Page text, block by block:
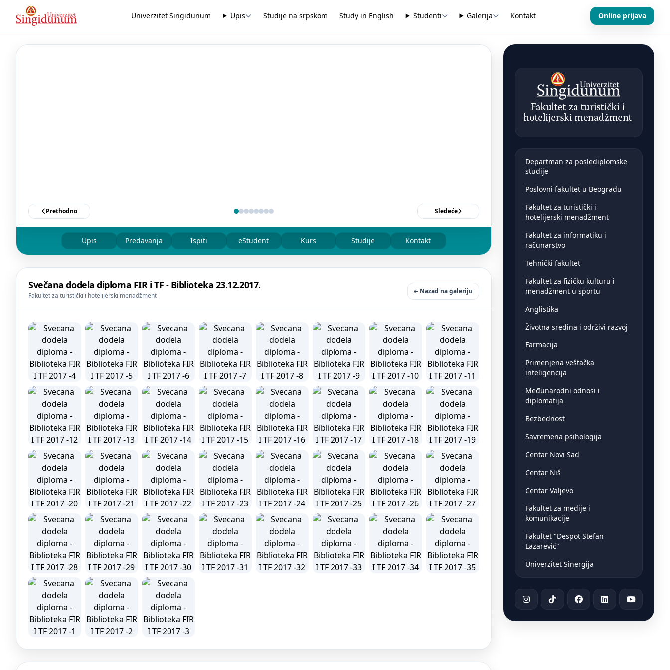
Univerzitet Singidunum Upis Studije na srpskom Study in English Studenti Galerija Kontakt Online prijava
Prethodno Sledeće
Upis Predavanja Ispiti eStudent Kurs Studije Kontakt
Svečana dodela diploma FIR i TF - Biblioteka 23.12.2017.
Fakultet za turistički i hotelijerski menadžment
Nazad na galeriju
Departman za poslediplomske
studije
Poslovni fakultet u Beogradu
Fakultet za turistički i
hotelijerski menadžment
Fakultet za informatiku i
računarstvo
Tehnički fakultet
Fakultet za fizičku kulturu i
menadžment u sportu
Anglistika
Životna sredina i održivi razvoj
Farmacija
Primenjena veštačka
inteligencija
Međunarodni odnosi i
diplomatija
Bezbednost
Savremena psihologija
Centar Novi Sad
Centar Niš
Centar Valjevo
Fakultet za medije i
komunikacije
Fakultet "Despot Stefan
Lazarević"
Univerzitet Sinergija